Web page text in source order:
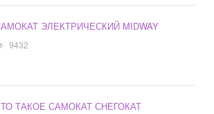
ЭЛЕКТРИЧЕСКИЙ MIDWAY
9432
ТАКОЕ САМОКАТ СНЕГОКАТ